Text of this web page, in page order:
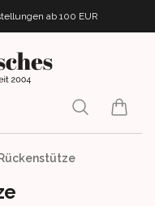
ab 100 EUR
Search
items